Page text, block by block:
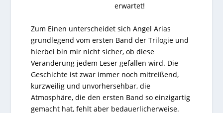
erwartet!
Zum Einen unterscheidet sich Angel Arias
grundlegend vom ersten Band der Trilogie und
hierbei bin mir nicht sicher, ob diese
Veränderung jedem Leser gefallen wird. Die
Geschichte ist zwar immer noch mitreißend,
kurzweilig und unvorhersehbar, die
Atmosphäre, die den ersten Band so einzigartig
gemacht hat, fehlt aber bedauerlicherweise.